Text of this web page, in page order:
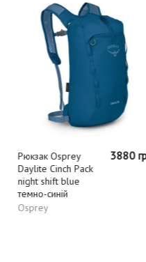
Рюкзак Osprey
Daylite Cinch Pack
night shift blue
темно-синій
Osprey
3880 грн